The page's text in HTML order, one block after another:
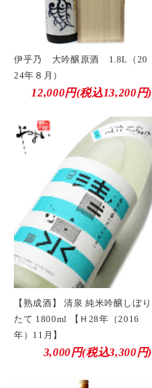
伊乎乃 大吟醸原酒 1.8L（20
24年８月）
12,000円(税込13,200円)
【熟成酒】 清泉 純米吟醸しぼり
たて 1800ml 【Ｈ28年（2016
年）11月】
3,000円(税込3,300円)